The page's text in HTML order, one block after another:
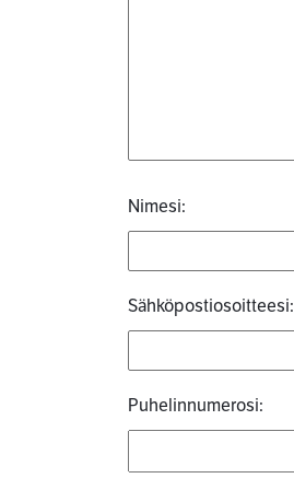
Nimesi:
Sähköpostiosoitteesi:
Puhelinnumerosi: